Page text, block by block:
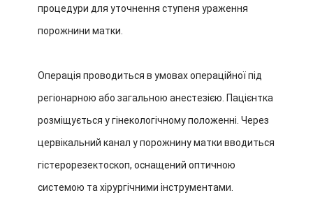
процедури для уточнення ступеня ураження
порожнини матки.
Операція проводиться в умовах операційної під
регіонарною або загальною анестезією. Пацієнтка
розміщується у гінекологічному положенні. Через
цервікальний канал у порожнину матки вводиться
гістерорезектоскоп, оснащений оптичною
системою та хірургічними інструментами.